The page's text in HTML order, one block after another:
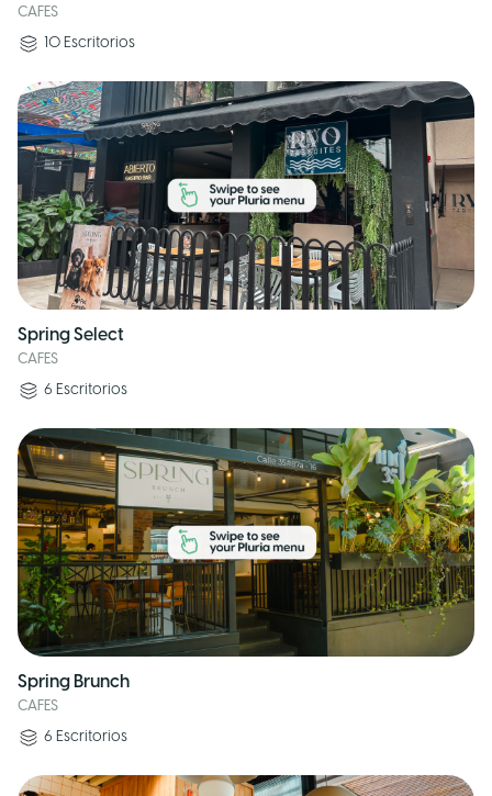
CAFES
10 Escritorios
Spring Select
CAFES
6 Escritorios
Spring Brunch
CAFES
6 Escritorios